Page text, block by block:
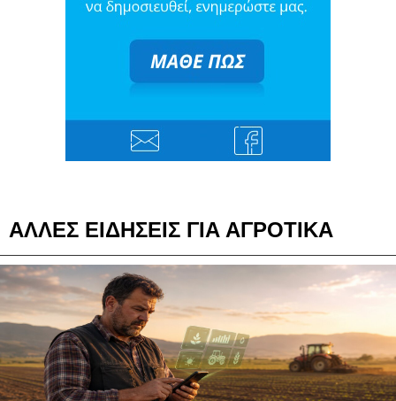
ΑΛΛΕΣ ΕΙΔΗΣΕΙΣ ΓΙΑ ΑΓΡΟΤΙΚΑ